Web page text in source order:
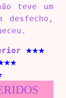
teve um
desfecho,
★★★
★